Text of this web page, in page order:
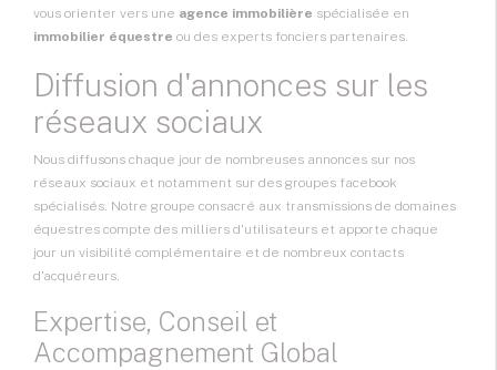
vous orienter vers une agence immobilière spécialisée en
immobilier équestre ou des experts fonciers partenaires.
Diffusion d'annonces sur les
réseaux sociaux
Nous diffusons chaque jour de nombreuses annonces sur nos
réseaux sociaux et notamment sur des groupes facebook
spécialisés. Notre groupe consacré aux transmissions de domaines
équestres compte des milliers d'utilisateurs et apporte chaque
jour un visibilité complémentaire et de nombreux contacts
d'acquéreurs.
Expertise, Conseil et
Accompagnement Global